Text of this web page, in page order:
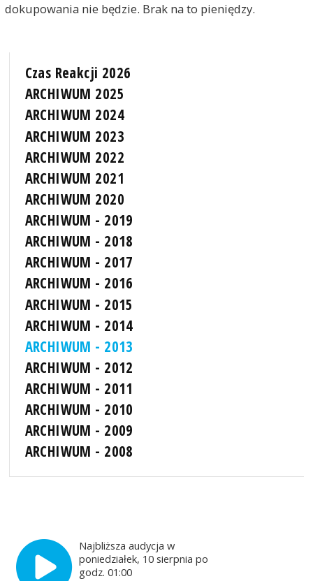
dokupowania nie będzie. Brak na to pieniędzy.
Czas Reakcji 2026
ARCHIWUM 2025
ARCHIWUM 2024
ARCHIWUM 2023
ARCHIWUM 2022
ARCHIWUM 2021
ARCHIWUM 2020
ARCHIWUM - 2019
ARCHIWUM - 2018
ARCHIWUM - 2017
ARCHIWUM - 2016
ARCHIWUM - 2015
ARCHIWUM - 2014
ARCHIWUM - 2013
ARCHIWUM - 2012
ARCHIWUM - 2011
ARCHIWUM - 2010
ARCHIWUM - 2009
ARCHIWUM - 2008
Najbliższa audycja w
poniedziałek, 10 sierpnia po
godz. 01:00